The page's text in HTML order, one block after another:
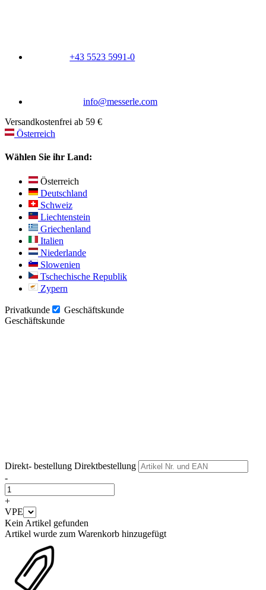
+43 5523 5991-0
info@messerle.com
Versandkostenfrei ab 59 €
Österreich
Wählen Sie ihr Land:
Österreich
Deutschland
Schweiz
Liechtenstein
Griechenland
Italien
Niederlande
Slowenien
Tschechische Republik
Zypern
Privatkunde
Geschäftskunde
Geschäftskunde
Direkt- bestellung Direktbestellung
-
+
VPE
Kein Artikel gefunden
Artikel wurde zum Warenkorb hinzugefügt